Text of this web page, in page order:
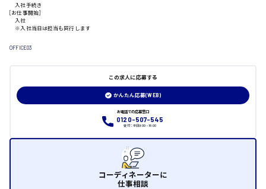
大竹市
三次市
日給制すべて
入社手続き
[お仕事開始]
入社
※入社当日は担当も同行します
OFFICE03
この求人に応募する
かんたん応募(WEB)
お電話での応募窓口
0120-507-545
受付：平日9:00 - 18:00
コーディネーターに
仕事相談